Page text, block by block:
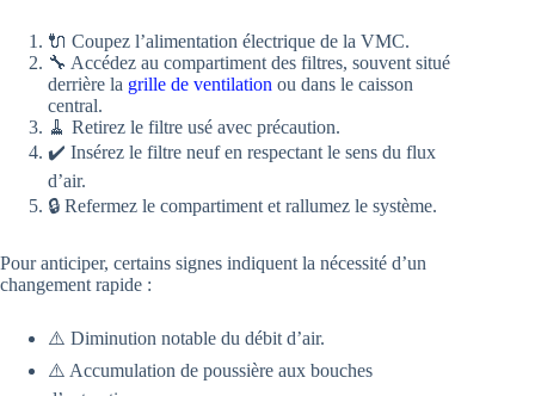
🔌 Coupez l’alimentation électrique de la VMC.
🔧 Accédez au compartiment des filtres, souvent situé
derrière la grille de ventilation ou dans le caisson
central.
🧹 Retirez le filtre usé avec précaution.
✔️ Insérez le filtre neuf en respectant le sens du flux
d’air.
🔒 Refermez le compartiment et rallumez le système.
Pour anticiper, certains signes indiquent la nécessité d’un
changement rapide :
⚠️ Diminution notable du débit d’air.
⚠️ Accumulation de poussière aux bouches